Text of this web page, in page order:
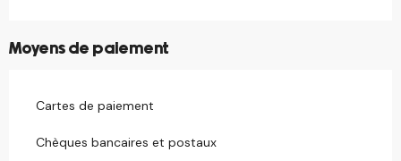
Moyens de paiement
Cartes de paiement
Chèques bancaires et postaux